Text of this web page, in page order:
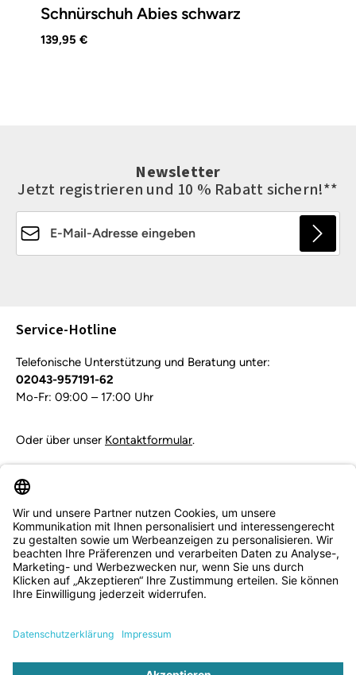
Schnürschuh Abies schwarz
139,95 €
Newsletter
Jetzt registrieren und 10 % Rabatt sichern!**
Service-Hotline
Telefonische Unterstützung und Beratung unter:
02043-957191-62
Mo-Fr: 09:00 – 17:00 Uhr
Oder über unser Kontaktformular.
Service & Beratung
Informationen